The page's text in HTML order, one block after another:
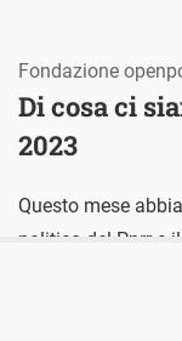
Di cosa ci
2023
Fondazione
Questo mese
politico del Pnrr e